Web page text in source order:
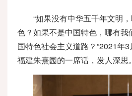
“如果没有中华五千年文明
色？如果不是中国特色，哪有我
国特色社会主义道路？”2021年
福建朱熹园的一席话，发人深思。